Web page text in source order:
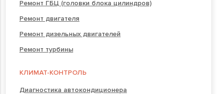
Ремонт ГБЦ (головки блока цилиндров)
Ремонт двигателя
Ремонт дизельных двигателей
Ремонт турбины
КЛИМАТ-КОНТРОЛЬ
Диагностика автокондиционера